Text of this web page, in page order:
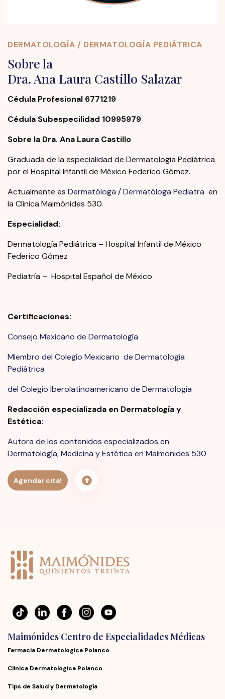
DERMATOLOGÍA / DERMATOLOGÍA PEDIÁTRICA
Sobre la
Dra. Ana Laura Castillo Salazar
Cédula Profesional 6771219
Cédula Subespecilidad 10995979
Sobre la Dra. Ana Laura Castillo
Graduada de la especialidad de Dermatología Pediátrica
por el Hospital Infantil de México Federico Gómez.
Actualmente es Dermatóloga /Dermatóloga Pediatra en
la Clínica Maimónides 530.
Especialidad:
Dermatología Pediátrica – Hospital Infantil de México
Federico Gómez
Pediatría – Hospital Español de México
Certificaciones:
Consejo Mexicano de Dermatología
Miembro del Colegio Mexicano de Dermatología
Pediátrica
del Colegio Iberolatinoamericano de Dermatología
Redacción especializada en Dermatología y
Estética:
Autora de los contenidos especializados en
Dermatología, Medicina y Estética en Maimonides 530
Agendar cita!
Maimónides Centro de Especialidades Médicas
Farmacia Dermatologica Polanco
Clinica Dermatologica Polanco
Tips de Salud y Dermatología